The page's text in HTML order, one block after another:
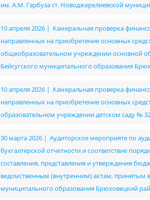
им. А.М. Гарбуза ст. Новоджерелиевской
10 апреля 2026 | Камеральная проверка
направленных на приобретение основных
общеобразовательном учреждении основной
Бейсугского муниципального образования
10 апреля 2026 | Камеральная проверка
направленных на приобретение основных
образовательном учреждении детском саду №
30 марта 2026 | Аудиторское мероприяте по
бухгалтерской отчетности и соответствие
составления, представления и утверждения
ведомственным (внутренним) актам, принятым в
муниципального образования Брюховецкий